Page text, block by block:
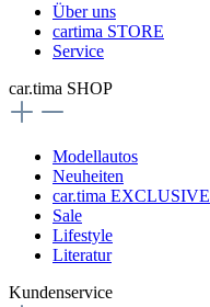
Über uns
cartima STORE
Service
car.tima SHOP
Modellautos
Neuheiten
car.tima EXCLUSIVE
Sale
Lifestyle
Literatur
Kundenservice